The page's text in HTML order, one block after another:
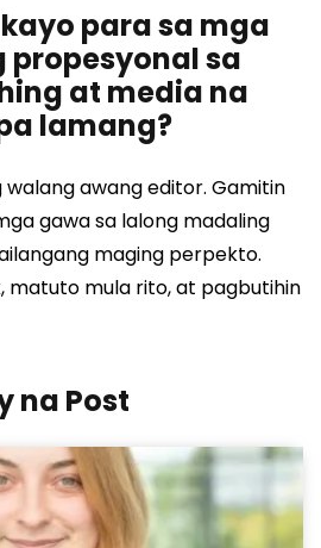
para sa mga
propesyonal sa
at media na
lamang?
awang editor. Gamitin
gawa sa lalong madaling
maging perpekto.
matuto mula rito, at pagbutihin
na Post